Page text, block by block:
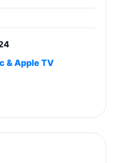
vitesses (33-45-78
intégré et port USB
Galaxy S26 Ultra
Tiers)
Galaxy S26+ Violet
& Apple TV